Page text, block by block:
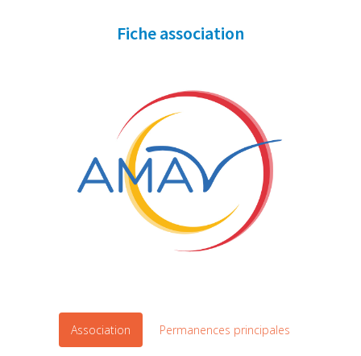
Fiche association
Association Permanences principales